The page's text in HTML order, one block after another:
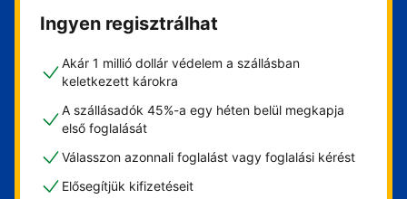
Ingyen regisztrálhat
Akár 1 millió dollár védelem a szállásban
keletkezett károkra
A szállásadók 45%-a egy héten belül megkapja
első foglalását
Válasszon azonnali foglalást vagy foglalási kérést
Elősegítjük kifizetéseit